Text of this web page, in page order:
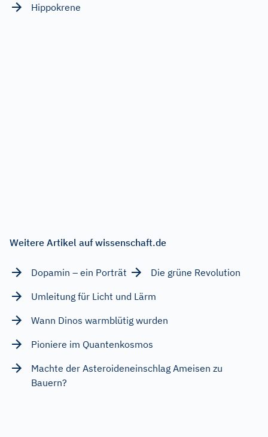
Hippokrene
Weitere Artikel auf wissenschaft.de
Dopamin – ein Porträt
Die grüne Revolution
Umleitung für Licht und Lärm
Wann Dinos warmblütig wurden
Pioniere im Quantenkosmos
Machte der Asteroideneinschlag Ameisen zu
Bauern?